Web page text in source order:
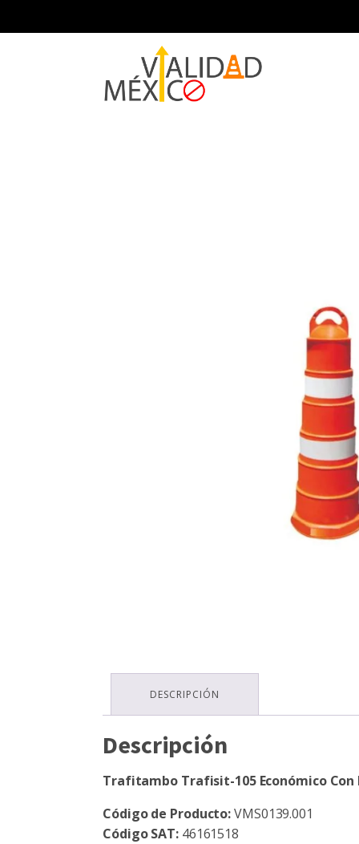
DESCRIPCIÓN
Descripción
Trafitambo Trafisit-105 Económico
Código de Producto:VMS0139.001
Código SAT:46161518